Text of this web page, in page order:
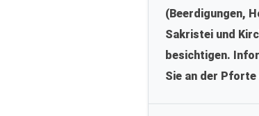
(Beerdigungen,
Sakristei und
besichtigen.
Sie an der Pforte